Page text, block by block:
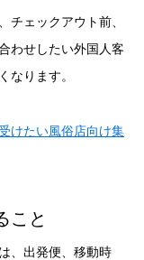
チェックアウト前、
わせしたい外国人客
なります。
けたい風俗店向け集
こと
、出発便、移動時